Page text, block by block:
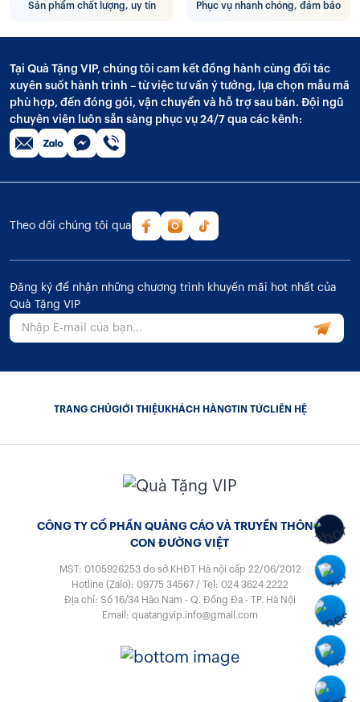
Sản phẩm chất lượng, uy tín Phục vụ nhanh chóng, đảm bảo
Tại Quà Tặng VIP, chúng tôi cam kết đồng hành cùng đối tác
xuyên suốt hành trình – từ việc tư vấn ý tưởng, lựa chọn mẫu mã
phù hợp, đến đóng gói, vận chuyển và hỗ trợ sau bán. Đội ngũ
chuyên viên luôn sẵn sàng phục vụ 24/7 qua các kênh:
Theo dõi chúng tôi qua
Đăng ký để nhận những chương trình khuyến mãi hot nhất của
Quà Tặng VIP
TRANG CHỦGIỚI THIỆU KHÁCH HÀNGTIN TỨCLIÊN HỆ
CÔNG TY CỔ PHẦN QUẢNG CÁO VÀ TRUYỀN THÔNG
CON ĐƯỜNG VIỆT
MST: 0105926253 do sở KHĐT Hà nội cấp 22/06/2012
Hotline (Zalo): 09775 34567 / Tel: 024 3624 2222
Địa chỉ: Số 16/34 Hào Nam - Q. Đống Đa - TP. Hà Nội
Email: quatangvip.info@gmail.com